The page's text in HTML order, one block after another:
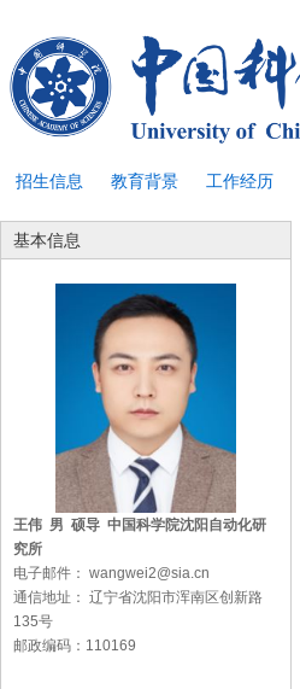
招生信息 教育背景 工作经历
基本信息
王伟 男 硕导 中国科学院沈阳自动化研
究所
电子邮件： wangwei2@sia.cn
通信地址： 辽宁省沈阳市浑南区创新路
135号
邮政编码：110169